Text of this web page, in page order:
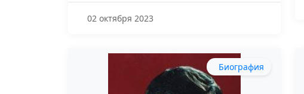
02 октября 2023
Биография